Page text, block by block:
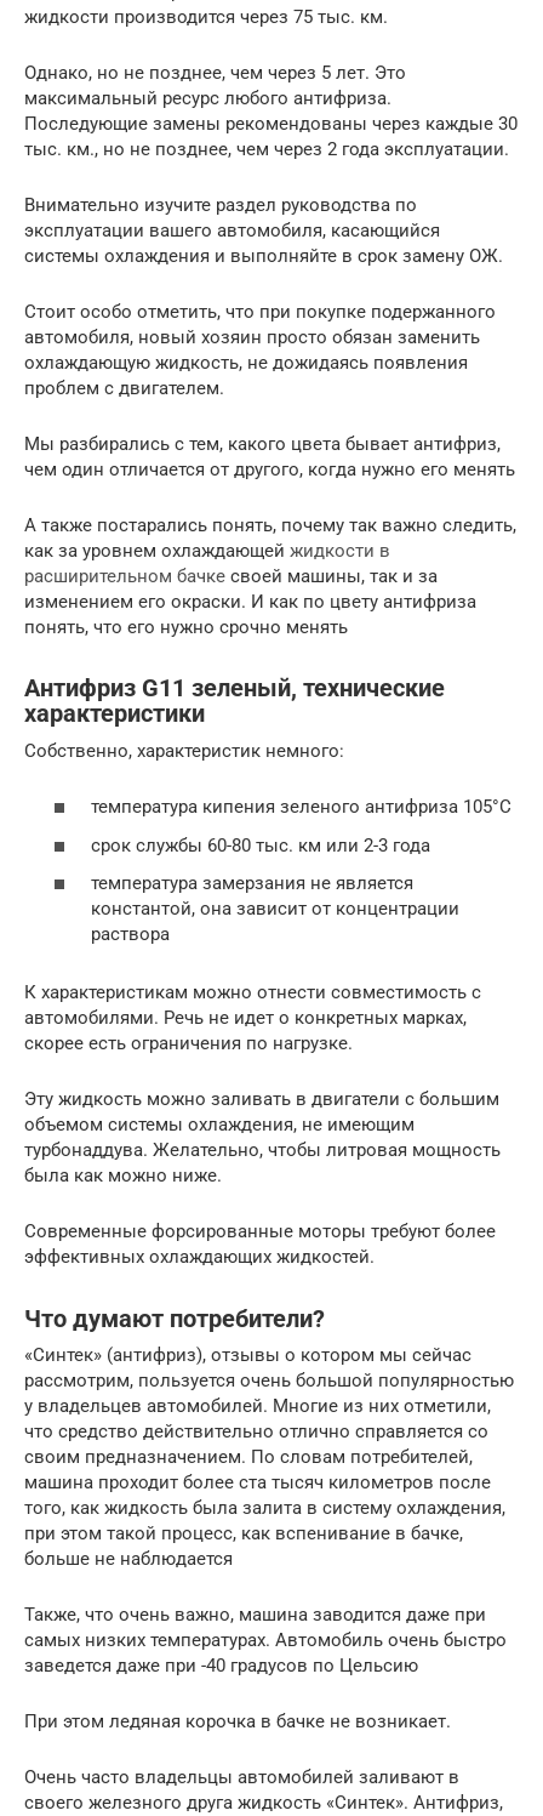
жидкости производится через 75 тыс. км.
Однако, но не позднее, чем через 5 лет. Это
максимальный ресурс любого антифриза.
Последующие замены рекомендованы через каждые 30
тыс. км., но не позднее, чем через 2 года эксплуатации.
Внимательно изучите раздел руководства по
эксплуатации вашего автомобиля, касающийся
системы охлаждения и выполняйте в срок замену ОЖ.
Стоит особо отметить, что при покупке подержанного
автомобиля, новый хозяин просто обязан заменить
охлаждающую жидкость, не дожидаясь появления
проблем с двигателем.
Мы разбирались с тем, какого цвета бывает антифриз,
чем один отличается от другого, когда нужно его менять
А также постарались понять, почему так важно следить,
как за уровнем охлаждающей жидкости в
расширительном бачке своей машины, так и за
изменением его окраски. И как по цвету антифриза
понять, что его нужно срочно менять
Антифриз G11 зеленый, технические
характеристики
Собственно, характеристик немного:
температура кипения зеленого антифриза 105°C
срок службы 60-80 тыс. км или 2-3 года
температура замерзания не является
константой, она зависит от концентрации
раствора
К характеристикам можно отнести совместимость с
автомобилями. Речь не идет о конкретных марках,
скорее есть ограничения по нагрузке.
Эту жидкость можно заливать в двигатели с большим
объемом системы охлаждения, не имеющим
турбонаддува. Желательно, чтобы литровая мощность
была как можно ниже.
Современные форсированные моторы требуют более
эффективных охлаждающих жидкостей.
Что думают потребители?
«Синтек» (антифриз), отзывы о котором мы сейчас
рассмотрим, пользуется очень большой популярностью
у владельцев автомобилей. Многие из них отметили,
что средство действительно отлично справляется со
своим предназначением. По словам потребителей,
машина проходит более ста тысяч километров после
того, как жидкость была залита в систему охлаждения,
при этом такой процесс, как вспенивание в бачке,
больше не наблюдается
Также, что очень важно, машина заводится даже при
самых низких температурах. Автомобиль очень быстро
заведется даже при -40 градусов по Цельсию
При этом ледяная корочка в бачке не возникает.
Очень часто владельцы автомобилей заливают в
своего железного друга жидкость «Синтек». Антифриз,